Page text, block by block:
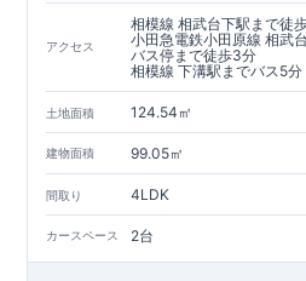
という基準から、さらに1.5倍の耐
注文住宅のような個性あふれる間取
​住宅品質を担保しながらも
「ここまでやってこの価格」
アクセス
相模線 相武台下駅まで徒
小田急電鉄小田原線 相
バス停まで徒歩3分
相模線 下溝駅までバス5
土地面積 124.54㎡
建物面積 99.05㎡
間取り 4LDK
カースペース 2台